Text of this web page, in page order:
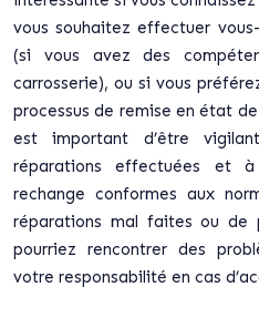
vous souhaitez effectuer
(si vous avez des
carrosserie), ou si vous
processus de remise en état
est important d’être
réparations effectuées et
rechange conformes aux
réparations mal faites ou de
pourriez rencontrer des
votre responsabilité en cas